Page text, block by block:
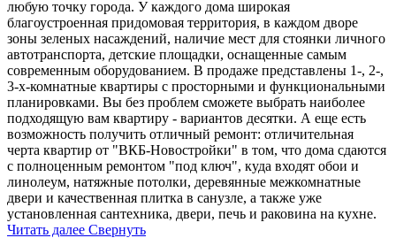
любую точку города. У каждого дома широкая
благоустроенная придомовая территория, в каждом дворе
зоны зеленых насаждений, наличие мест для стоянки личного
автотранспорта, детские площадки, оснащенные самым
современным оборудованием. В продаже представлены 1-, 2-,
3-х-комнатные квартиры с просторными и функциональными
планировками. Вы без проблем сможете выбрать наиболее
подходящую вам квартиру - вариантов десятки. А еще есть
возможность получить отличный ремонт: отличительная
черта квартир от "ВКБ-Новостройки" в том, что дома сдаются
с полноценным ремонтом "под ключ", куда входят обои и
линолеум, натяжные потолки, деревянные межкомнатные
двери и качественная плитка в санузле, а также уже
установленная сантехника, двери, печь и раковина на кухне.
Читать далее Свернуть